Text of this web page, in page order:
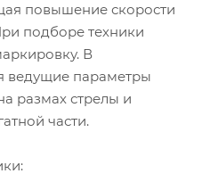
повышение скорости
подборе техники
В
ведущие параметры
размах стрелы и
части.